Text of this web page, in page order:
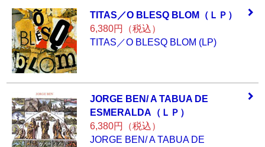
TITAS／O BLESQ B LOM（ＬＰ）
6,380円（税込）
TITAS／O BLESQ BLOM (LP)
JORGE BEN/ A TABUA DE
ESMERALDA（ ＬＰ）
6,380円（税込）
JORGE BEN/ A TABUA DE